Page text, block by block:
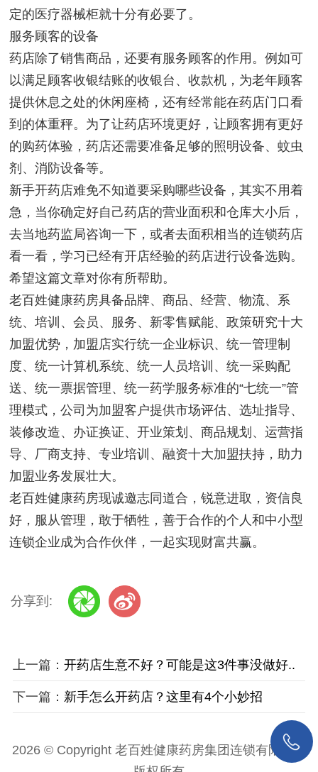
定的医疗器械柜就十分有必要了。
服务顾客的设备
药店除了销售商品，还要有服务顾客的作用。例如可
以满足顾客收银结账的收银台、收款机，为老年顾客
提供休息之处的休闲座椅，还有经常能在药店门口看
到的体重秤。为了让药店环境更好，让顾客拥有更好
的购药体验，药店还需要准备足够的照明设备、蚊虫
剂、消防设备等。
新手开药店难免不知道要采购哪些设备，其实不用着
急，当你确定好自己药店的营业面积和仓库大小后，
去当地药监局咨询一下，或者去面积相当的连锁药店
看一看，学习已经有开店经验的药店进行设备选购。
希望这篇文章对你有所帮助。
老百姓健康药房具备品牌、商品、经营、物流、系
统、培训、会员、服务、新零售赋能、政策研究十大
加盟优势，加盟店实行统一企业标识、统一管理制
度、统一计算机系统、统一人员培训、统一采购配
送、统一票据管理、统一药学服务标准的“七统一”管
理模式，公司为加盟客户提供市场评估、选址指导、
装修改造、办证换证、开业策划、商品规划、运营指
导、厂商支持、专业培训、融资十大加盟扶持，助力
加盟业务发展壮大。
老百姓健康药房现诚邀志同道合，锐意进取，资信良
好，服从管理，敢于牺牲，善于合作的个人和中小型
连锁企业成为合作伙伴，一起实现财富共赢。
分享到:
上一篇： 开药店生意不好？可能是这3件事没做好..
下一篇： 新手怎么开药店？这里有4个小妙招
2026 © Copyright 老百姓健康药房集团连锁有限公司